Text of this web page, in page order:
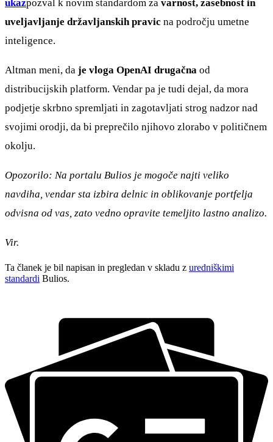
ukazpozval k novim standardom za varnost, zasebnost in
uveljavljanje državljanskih pravic na področju umetne
inteligence.
Altman meni, da je vloga OpenAI drugačna od
distribucijskih platform. Vendar pa je tudi dejal, da mora
podjetje skrbno spremljati in zagotavljati strog nadzor nad
svojimi orodji, da bi preprečilo njihovo zlorabo v političnem
okolju.
Opozorilo: Na portalu Bulios je mogoče najti veliko
navdiha, vendar sta izbira delnic in oblikovanje portfelja
odvisna od vas, zato vedno opravite temeljito lastno analizo.
Vir.
Ta članek je bil napisan in pregledan v skladu z uredniškimi
standardi Bulios.